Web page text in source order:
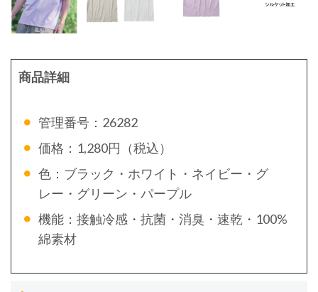
商品詳細
管理番号：26282
価格：1,280円（税込）
色：ブラック・ホワイト・ネイビー・グ
レー・グリーン・パープル
機能：接触冷感・抗菌・消臭・速乾・100%
綿素材